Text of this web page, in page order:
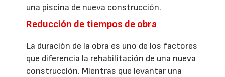
una piscina de nueva construcción.
Reducción de tiempos de obra
La duración de la obra es uno de los factores
que diferencia la rehabilitación de una nueva
construcción. Mientras que levantar una